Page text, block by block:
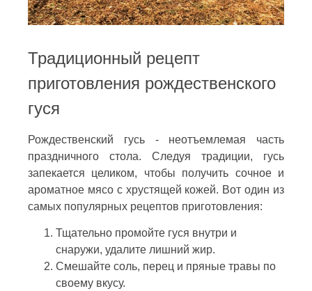
Традиционный рецепт
приготовления рождественского
гуся
Рождественский гусь - неотъемлемая часть
праздничного стола. Следуя традиции, гусь
запекается целиком, чтобы получить сочное и
ароматное мясо с хрустящей кожей. Вот один из
самых популярных рецептов приготовления:
Тщательно промойте гуся внутри и
снаружи, удалите лишний жир.
Смешайте соль, перец и пряные травы по
своему вкусу.